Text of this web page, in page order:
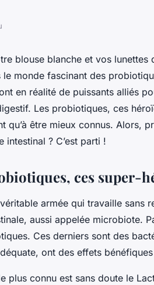
des
santé
blouse blanche et vos lunettes
monde fascinant des
en réalité de puissants alliés
Les probiotiques, ces
qu’à être mieux connus. Alors,
intestinal ? C’est parti !
ces super-
véritable armée qui travaille
aussi appelée microbiote.
. Ces derniers sont des
ont des effets
plus connu est sans doute le